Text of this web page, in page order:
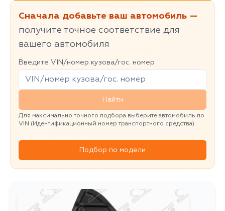
Сначала добавьте ваш автомобиль —
получите точное соответствие для
вашего автомобиля
Введите VIN/номер кузова/гос. номер
Найти
Для максимально точного подбора выберите автомобиль по
VIN (Идентификационный номер транспортного средства).
Подбор по модели